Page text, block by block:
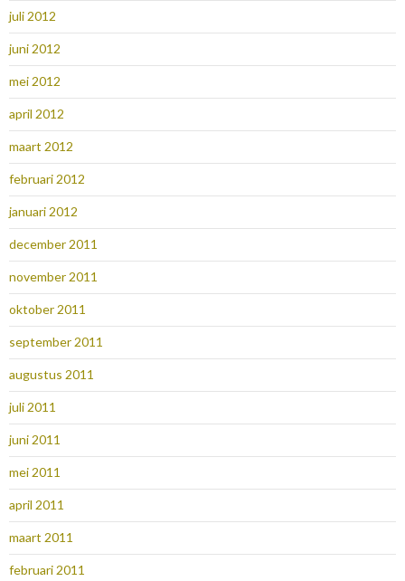
juli 2012
juni 2012
mei 2012
april 2012
maart 2012
februari 2012
januari 2012
december 2011
november 2011
oktober 2011
september 2011
augustus 2011
juli 2011
juni 2011
mei 2011
april 2011
maart 2011
februari 2011